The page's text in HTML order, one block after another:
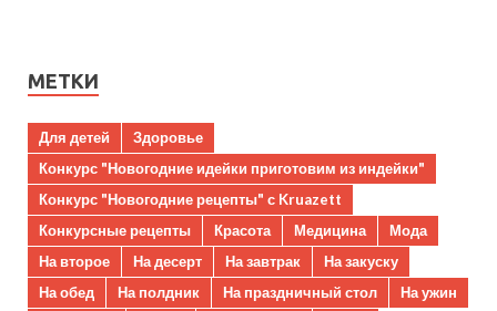
МЕТКИ
Для детей
Здоровье
Конкурс "Новогодние идейки приготовим из индейки"
Конкурс "Новогодние рецепты" с Kruazett
Конкурсные рецепты
Красота Медицина
Мода
На второе
На десерт На завтрак
На закуску
На обед
На полдник На праздничный стол
На ужин